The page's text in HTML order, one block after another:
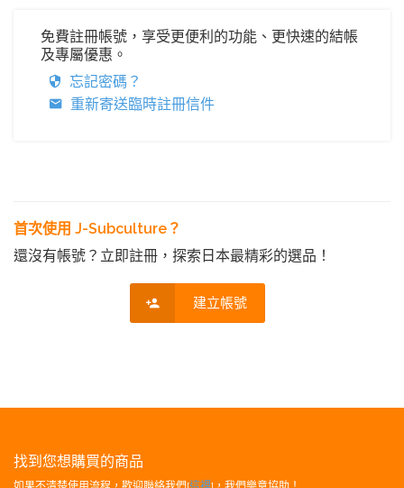
免費註冊帳號，享受更便利的功能、更快速的結帳
及專屬優惠。
忘記密碼？
重新寄送臨時註冊信件
首次使用 J-Subculture？
還沒有帳號？立即註冊，探索日本最精彩的選品！
建立帳號
找到您想購買的商品